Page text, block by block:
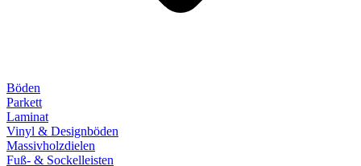
Böden
Parkett
Laminat
Vinyl & Designböden
Massivholzdielen
Fuß- & Sockelleisten